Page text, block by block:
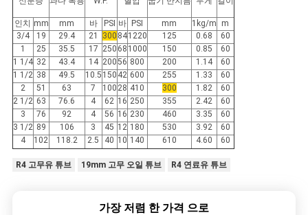
인치 mm mm 바 PSI 바 PSI mm 1kg/m
m
3/4
19 29.4 21 300 841220 125 0.68
60
1
25 35.5 17 250 68 1000 150 0.85
60
1 1/4 32 43.4 14 20056 800 200 1.14
60
1 1/2 38 49.5 10.5 150 42 600 255 1.33
60
2
51 63 7 100 28 410 300 1.82
60
2 1/2 63 76.6 4 62 16 250 355 2.42
60
3
76 92 4 56 16 230 460 3.35
60
3 1/2 89 106 3 45 12 180 530 3.92
60
4
102 118.2 2.5 40 10 140 610 4.60 60
R4 고무유 튜브 19mm 고무 오일 튜브 R4 연료유 튜브
가장 저렴 한 가격 으로